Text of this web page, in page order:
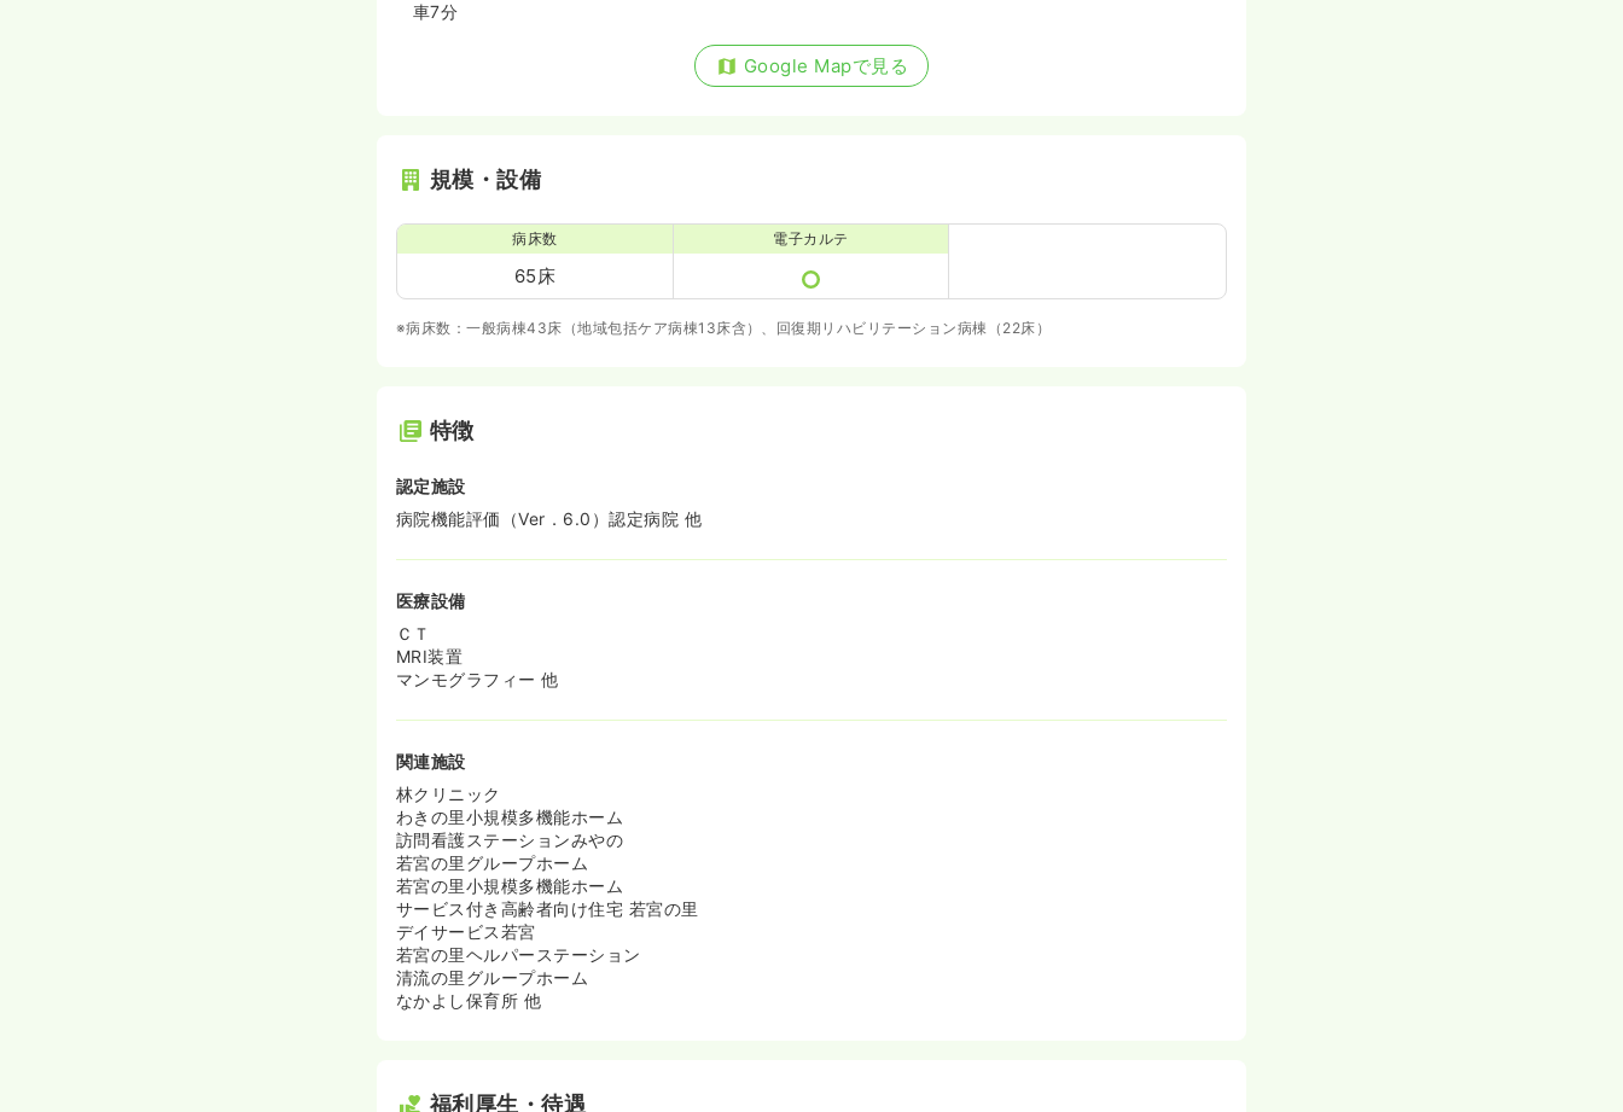
車7分
Google Mapで見る
規模・設備
病床数
65床
電子カルテ
※病床数：一般病棟43床（地域包括ケア病棟13床含）、回復期リハビリテーション病棟（22床）
特徴
認定施設
病院機能評価（Ver．6.0）認定病院 他
医療設備
ＣＴ
MRI装置
マンモグラフィー 他
関連施設
林クリニック
わきの里小規模多機能ホーム
訪問看護ステーションみやの
若宮の里グループホーム
若宮の里小規模多機能ホーム
サービス付き高齢者向け住宅 若宮の里
デイサービス若宮
若宮の里ヘルパーステーション
清流の里グループホーム
なかよし保育所 他
福利厚生・待遇